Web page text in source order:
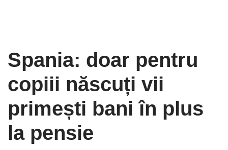
Spania: doar pentru
copiii născuți vii
primești bani în plus
la pensie